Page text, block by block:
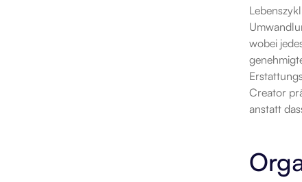
wobei
Creator
anstatt